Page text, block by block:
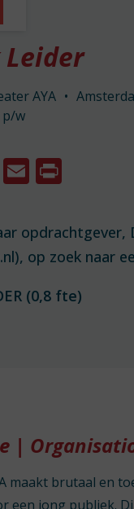
AYA •
p/w
LinkedIn
Email
opdrachtgever,
op zoek naar
(0,8 fte)
|
maakt brutaal en
een jong publiek.